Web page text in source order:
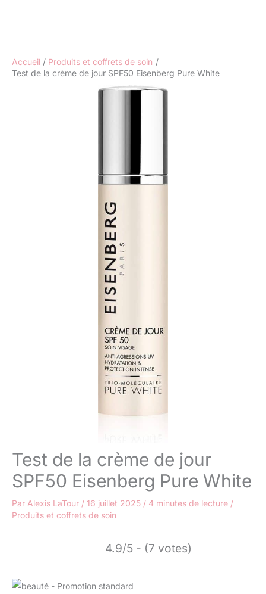
Accueil
Produits et coffrets de soin
Test de la crème de jour SPF50 Eisenberg Pure White
Test de la crème de jour
SPF50 Eisenberg Pure White
Par Alexis LaTour / 16 juillet 2025 / 4 minutes de lecture /
Produits et coffrets de soin
4.9/5 - (7 votes)